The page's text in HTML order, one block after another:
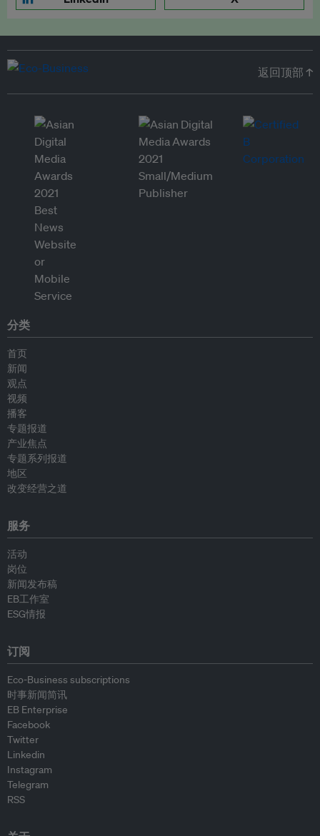
返回顶部 ↑
分类
首页
新闻
观点
视频
播客
专题报道
产业焦点
专题系列报道
地区
改变经营之道
服务
活动
岗位
新闻发布稿
EB工作室
ESG情报
订阅
Eco-Business subscriptions
时事新闻简讯
EB Enterprise
Facebook
Twitter
Linkedin
Instagram
Telegram
RSS